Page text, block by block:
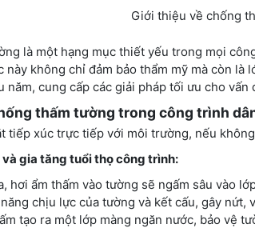
Giới thiệu về chống
là một hạng mục thiết yếu trong mọi
này không chỉ đảm bảo thẩm mỹ mà còn
năm, cung cấp các giải pháp tối ưu cho vấn
thấm tường trong công trình
tiếp xúc trực tiếp với môi trường, nếu
và gia tăng tuổi thọ công trình:
hơi ẩm thấm vào tường sẽ ngấm sâu vào
chịu lực của tường và kết cấu, gây
tạo ra một lớp màng ngăn nước, bảo vệ